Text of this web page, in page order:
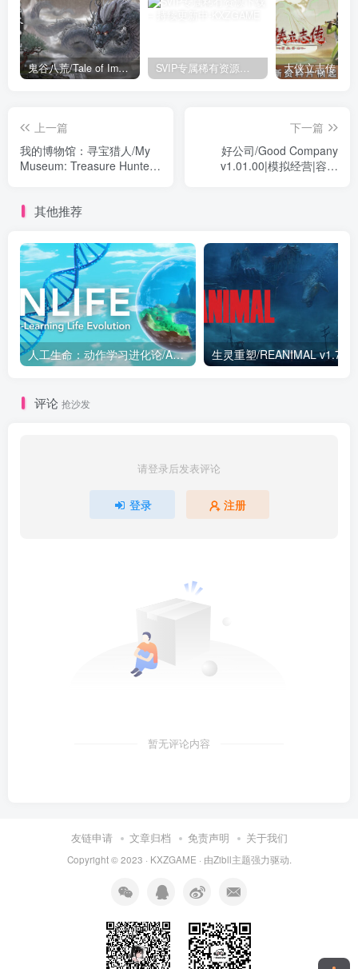
鬼谷八荒/Tale of Immortal v1.2.105.259|角色扮演|容量27.4GB|免安装绿色中文版 SVIP专属稀有资源下载 – 持续更新中
上一篇
我的博物馆：寻宝猎人/My
Museum: Treasure Hunter
下一篇
好公司/Good Company
v1.01.00|模拟经营|容量
其他推荐
人工生命：动作学习进化论/ANLIFE v1.0.7|模拟经营|容量659MB|免安装绿色中文版
评论 抢沙发
请登录后发表评论
登录 注册
暂无评论内容
友链申请 文章归档 免责声明 关于我们
Copyright © 2023 · KXZGAME · 由Zibll主题强力驱动.